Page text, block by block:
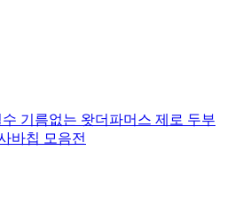
기름없는 왓더파머스 제로 두부
바칩 모음전